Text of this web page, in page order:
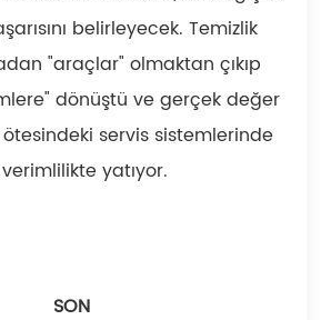
belirleyecek. Temizlik
"araçlar" olmaktan çıkıp
dönüştü ve gerçek değer
ötesindeki servis sistemlerinde
yatıyor.
SON